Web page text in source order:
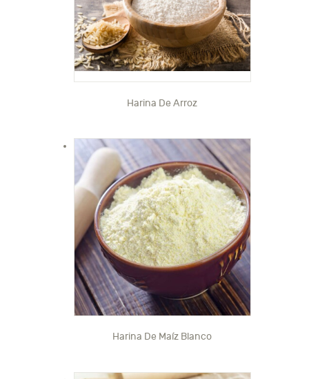
Harina De Arroz
Harina De Maíz Blanco